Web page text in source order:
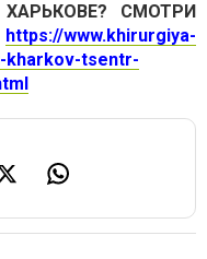
СМОТРИ
https://www.khirurgiya-
kharkov-tsentr-